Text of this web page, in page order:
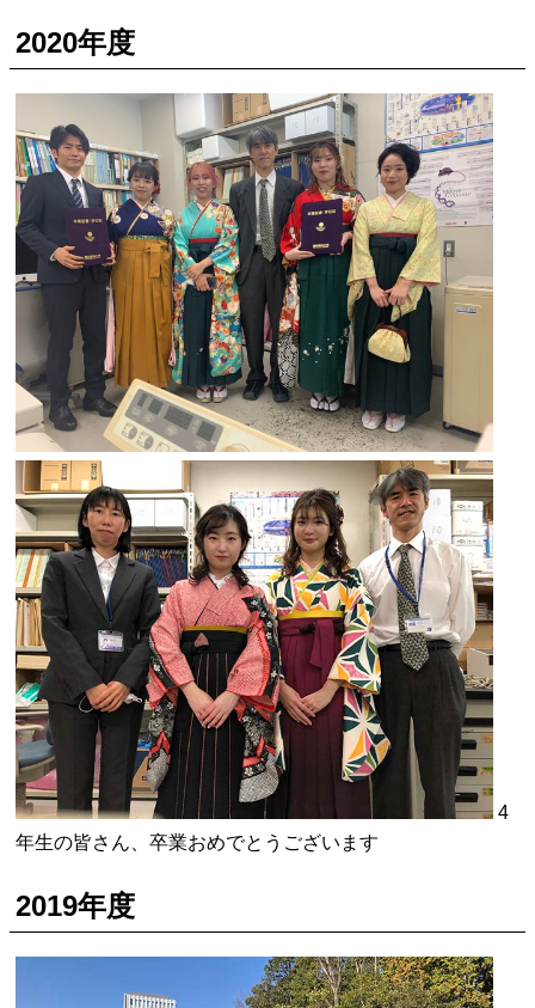
2020年度
4
年生の皆さん、卒業おめでとうございます
2019年度